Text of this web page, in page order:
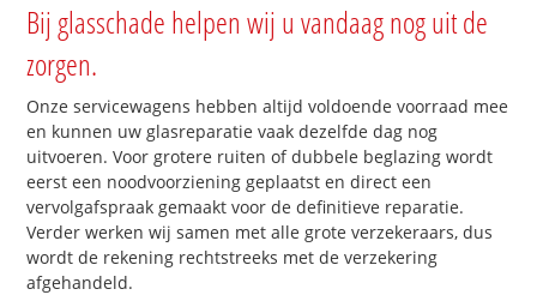
Bij glasschade helpen wij u vandaag nog uit de
zorgen.
Onze servicewagens hebben altijd voldoende voorraad mee
en kunnen uw glasreparatie vaak dezelfde dag nog
uitvoeren. Voor grotere ruiten of dubbele beglazing wordt
eerst een noodvoorziening geplaatst en direct een
vervolgafspraak gemaakt voor de definitieve reparatie.
Verder werken wij samen met alle grote verzekeraars, dus
wordt de rekening rechtstreeks met de verzekering
afgehandeld.